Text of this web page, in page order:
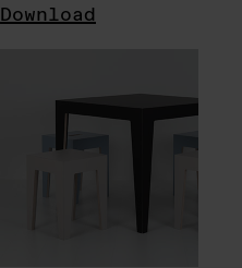
Download